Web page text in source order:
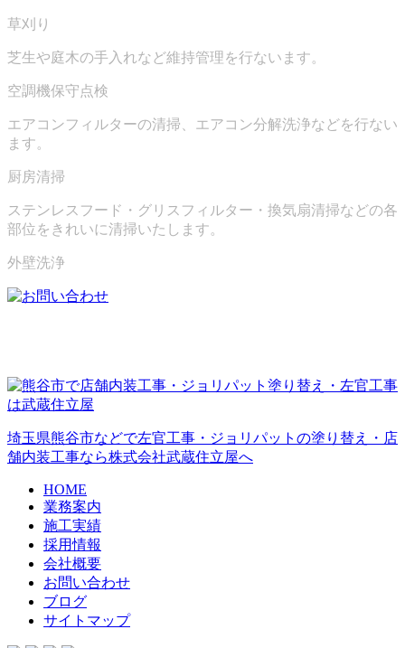
草刈り
芝生や庭木の手入れなど維持管理を行ないます。
空調機保守点検
エアコンフィルターの清掃、エアコン分解洗浄などを行ない
ます。
厨房清掃
ステンレスフード・グリスフィルター・換気扇清掃などの各
部位をきれいに清掃いたします。
外壁洗浄
埼玉県熊谷市などで左官工事・ジョリパットの塗り替え・店
舗内装工事なら株式会社武蔵住立屋へ
HOME
業務案内
施工実績
採用情報
会社概要
お問い合わせ
ブログ
サイトマップ